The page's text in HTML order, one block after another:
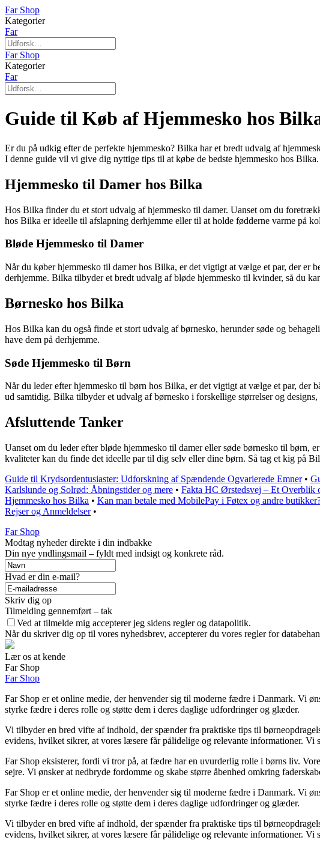
Far Shop
Kategorier
Far
Far Shop
Kategorier
Far
Guide til Køb af Hjemmesko hos
Er du på udkig efter de perfekte hjemmesko? Bilka har et bredt udvalg af
I denne guide vil vi give dig nyttige tips til at købe de bedste hjemmesko hos Bilka.
Hjemmesko til Damer hos Bilka
Hos Bilka finder du et stort udvalg af hjemmesko til damer. Uanset om du
hos Bilka er ideelle til afslapning derhjemme eller til at holde fødderne varme på
Bløde Hjemmesko til Damer
Når du køber hjemmesko til damer hos Bilka, er det vigtigt at vælge et par, der er
derhjemme. Bilka tilbyder et bredt udvalg af bløde hjemmesko til kvinder, så du
Børnesko hos Bilka
Hos Bilka kan du også finde et stort udvalg af børnesko, herunder søde og
have dem på derhjemme.
Søde Hjemmesko til Børn
Når du leder efter hjemmesko til børn hos Bilka, er det vigtigt at vælge et par, der
ud samtidig. Bilka tilbyder et udvalg af børnesko i forskellige størrelser og
Afsluttende Tanker
Uanset om du leder efter bløde hjemmesko til damer eller søde børnesko til børn,
kvaliteter kan du finde det ideelle par til dig selv eller dine børn. Så tag et kig på
Guide til Krydsordentusiaster: Udforskning af Spændende Ogvarierede Emner•
Karlslunde og Solrød: Åbningstider og mere • Fakta HC Ørstedsvej – Et Overblik
Hjemmesko hos Bilka • Kan man betale med MobilePay i Føtex og andre
Rejser og Anmeldelser•
Far Shop
Modtag nyheder direkte i din indbakke
Din nye yndlingsmail – fyldt med indsigt og konkrete råd.
Hvad er din e-mail?
Skriv dig op
Tilmelding gennemført – tak
Ved at tilmelde mig accepterer jeg sidens regler og datapolitik.
Når du skriver dig op til vores nyhedsbrev, accepterer du vores regler for
Lær os at kende
Far Shop
Far Shop
Far Shop er et online medie, der henvender sig til moderne fædre i Danmark. Vi
styrke fædre i deres rolle og støtte dem i deres daglige udfordringer og glæder.
Vi tilbyder en bred vifte af indhold, der spænder fra praktiske tips til
evidens, hvilket sikrer, at vores læsere får pålidelige og relevante informationer.
Far Shop eksisterer, fordi vi tror på, at fædre har en uvurderlig rolle i børns liv.
sejre. Vi ønsker at nedbryde fordomme og skabe større åbenhed omkring
Far Shop er et online medie, der henvender sig til moderne fædre i Danmark. Vi
styrke fædre i deres rolle og støtte dem i deres daglige udfordringer og glæder.
Vi tilbyder en bred vifte af indhold, der spænder fra praktiske tips til
evidens, hvilket sikrer, at vores læsere får pålidelige og relevante informationer.